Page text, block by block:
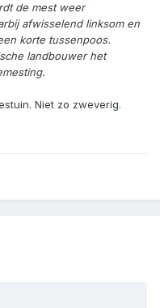
de mest weer
afwisselend linksom en
korte tussenpoos.
landbouwer het
Niet zo zweverig.